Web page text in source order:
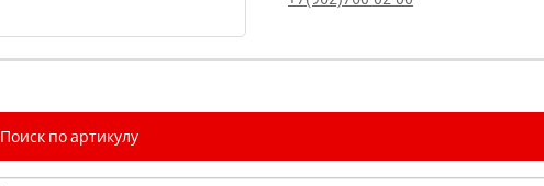
Поиск по артикулу